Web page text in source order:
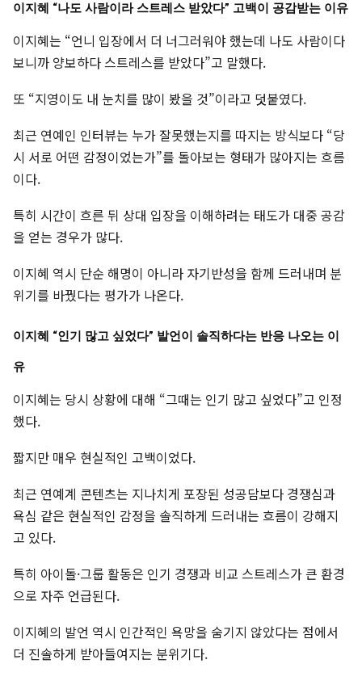
이지혜 “나도 사람이라 스트레스 받았다” 고백이 공감받는 이유
이지혜는 “언니 입장에서 더 너그러워야 했는데 나도 사람이다
보니까 양보하다 스트레스를 받았다”고 말했다.
또 “지영이도 내 눈치를 많이 봤을 것”이라고 덧붙였다.
최근 연예인 인터뷰는 누가 잘못했는지를 따지는 방식보다 “당
시 서로 어떤 감정이었는가”를 돌아보는 형태가 많아지는 흐름
이다.
특히 시간이 흐른 뒤 상대 입장을 이해하려는 태도가 대중 공감
을 얻는 경우가 많다.
이지혜 역시 단순 해명이 아니라 자기반성을 함께 드러내며 분
위기를 바꿨다는 평가가 나온다.
이지혜 “인기 많고 싶었다” 발언이 솔직하다는 반응 나오는 이
유
이지혜는 당시 상황에 대해 “그때는 인기 많고 싶었다”고 인정
했다.
짧지만 매우 현실적인 고백이었다.
최근 연예계 콘텐츠는 지나치게 포장된 성공담보다 경쟁심과
욕심 같은 현실적인 감정을 솔직하게 드러내는 흐름이 강해지
고 있다.
특히 아이돌·그룹 활동은 인기 경쟁과 비교 스트레스가 큰 환경
으로 자주 언급된다.
이지혜의 발언 역시 인간적인 욕망을 숨기지 않았다는 점에서
더 진솔하게 받아들여지는 분위기다.